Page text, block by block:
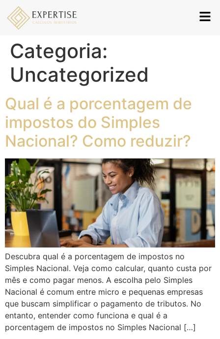
Categoria:
Uncategorized
Qual é a porcentagem de
impostos do Simples
Nacional? Como reduzir?
Descubra qual é a porcentagem de impostos no
Simples Nacional. Veja como calcular, quanto custa por
mês e como pagar menos. A escolha pelo Simples
Nacional é comum entre micro e pequenas empresas
que buscam simplificar o pagamento de tributos. No
entanto, entender como funciona e qual é a
porcentagem de impostos no Simples Nacional […]